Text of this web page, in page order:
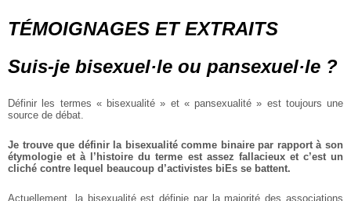
TÉMOIGNAGES ET EXTRAITS
Suis-je bisexuel·le ou pansexuel·le ?
Définir les termes « bisexualité » et « pansexualité » est toujours une
source de débat.
Je trouve que définir labisexualité comme binairepar rapport à son
étymologie et à l’histoire du terme est assez fallacieux et c’est un
cliché contre lequel beaucoup d’activistes biEs se battent.
Actuellement, la bisexualité est définie par la majorité des associations